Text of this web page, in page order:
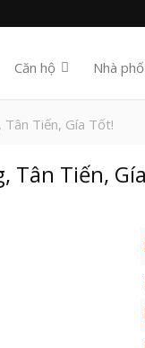
Căn hộ Nhà
Tiến, Gía Tốt!
Tân Tiến,